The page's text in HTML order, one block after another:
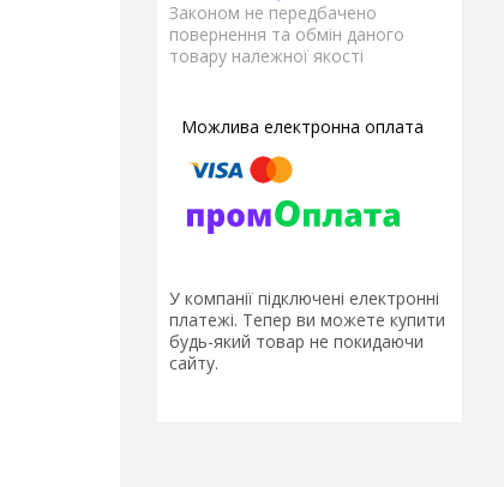
Законом не передбачено
повернення та обмін даного
товару належної якості
У компанії підключені електронні
платежі. Тепер ви можете купити
будь-який товар не покидаючи
сайту.